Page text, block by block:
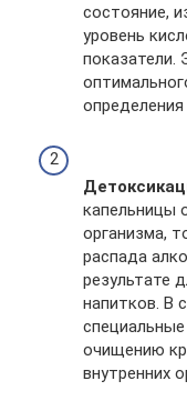
состояние,
уровень
показатели.
капельницы
организма,
распада
результате
напитков. В
очищению
внутренних